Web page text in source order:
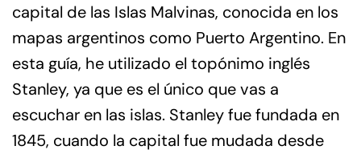
capital de las Islas Malvinas, conocida en los
mapas argentinos como Puerto Argentino. En
esta guía, he utilizado el topónimo inglés
Stanley, ya que es el único que vas a
escuchar en las islas. Stanley fue fundada en
1845, cuando la capital fue mudada desde